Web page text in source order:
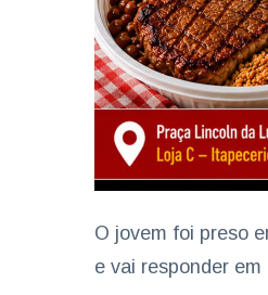
O jovem foi preso
e vai responder em